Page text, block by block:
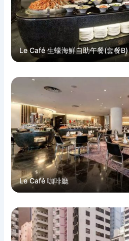
Le Café 生蠔海鮮自助午餐(套餐B)
Le Café 咖啡廳